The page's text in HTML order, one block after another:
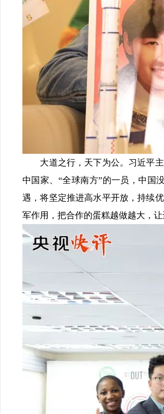
大道之行，天下为公。习近平主
中国家、“全球南方”的一员，中国
遇，将坚定推进高水平开放，持续
军作用，把合作的蛋糕越做越大，让